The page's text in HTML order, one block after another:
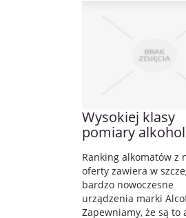
Wysokiej klasy
pomiary
Ranking alkomatów z
oferty zawiera w
bardzo nowoczesne
urządzenia marki
Zapewniamy, że są to